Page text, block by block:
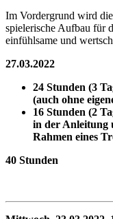
Im Vordergrund wird
spielerische Aufbau für
einfühlsame und
27.03.2022
24 Stunden (3
(auch ohne
16 Stunden (2
in der Anleitung
Rahmen eines
40 Stunden